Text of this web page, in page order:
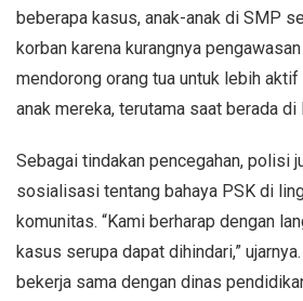
beberapa kasus, anak-anak di SMP
korban karena kurangnya
mendorong orang tua untuk lebih
anak mereka, terutama saat berada di
Sebagai tindakan pencegahan, polisi
sosialisasi tentang bahaya PSK di
komunitas. “Kami berharap dengan
kasus serupa dapat dihindari,”
bekerja sama dengan dinas